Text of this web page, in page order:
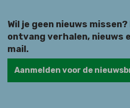
Wil je geen nieuws missen?
ontvang verhalen, nieuws
mail.
Aanmelden voor de